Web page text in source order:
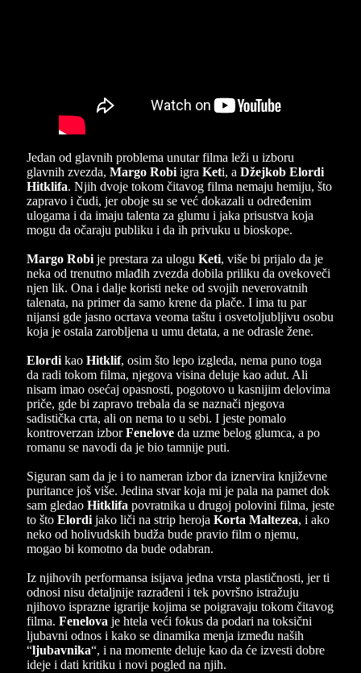
Jedan od glavnih problema unutar filma leži u izboru
glavnih zvezda, Margo Robi igra Keti, a Džejkob Elordi
Hitklifa. Njih dvoje tokom čitavog filma nemaju hemiju, što
zapravo i čudi, jer oboje su se već dokazali u određenim
ulogama i da imaju talenta za glumu i jaka prisustva koja
mogu da očaraju publiku i da ih privuku u bioskope.
Margo Robi je prestara za ulogu Keti, više bi prijalo da je
neka od trenutno mlađih zvezda dobila priliku da ovekoveči
njen lik. Ona i dalje koristi neke od svojih neverovatnih
talenata, na primer da samo krene da plače. I ima tu par
nijansi gde jasno ocrtava veoma taštu i osvetoljubljivu osobu
koja je ostala zarobljena u umu detata, a ne odrasle žene.
Elordi kao Hitklif, osim što lepo izgleda, nema puno toga
da radi tokom filma, njegova visina deluje kao adut. Ali
nisam imao osećaj opasnosti, pogotovo u kasnijim delovima
priče, gde bi zapravo trebala da se naznači njegova
sadistička crta, ali on nema to u sebi. I jeste pomalo
kontroverzan izborFenelove da uzme belog glumca, a po
romanu se navodi da je bio tamnije puti.
Siguran sam da je i to nameran izbor da iznervira književne
puritance još više. Jedina stvar koja mi je pala na pamet dok
sam gledao Hitklifa povratnika u drugoj polovini filma, jeste
to što Elordi jako liči na strip heroja Korta Maltezea, i ako
neko od holivudskih budža bude pravio film o njemu,
mogao bi komotno da bude odabran.
Iz njihovih performansa isijava jedna vrsta plastičnosti, jer ti
odnosi nisu detaljnije razrađeni i tek površno istražuju
njihovo isprazne igrarije kojima se poigravaju tokom čitavog
filma. Fenelova je htela veći fokus da podari na toksični
ljubavni odnos i kako se dinamika menja između naših
“ljubavnika“, i na momente deluje kao da će izvesti dobre
ideje i dati kritiku i novi pogled na njih.